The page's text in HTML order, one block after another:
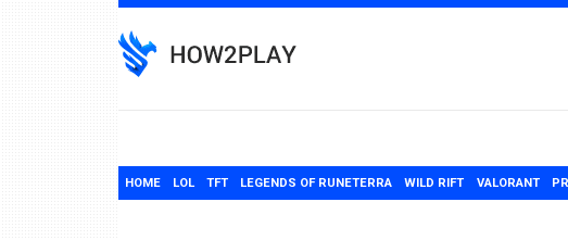
to
content
HOME LOL TFT LEGENDS OF RUNETERRA WILD RIFT VALORANT